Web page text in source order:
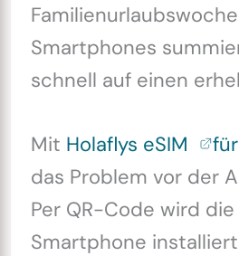
Smartphones
schnell auf einen
Mit Holaflys eSIM
das Problem vor der
Per QR-Code wird
Smartphone